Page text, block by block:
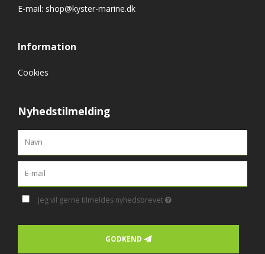
E-mail: shop@kyster-marine.dk
Information
Cookies
Nyhedstilmelding
Jeg vil gerne tilmeldes nyhedsbrevet
GODKEND